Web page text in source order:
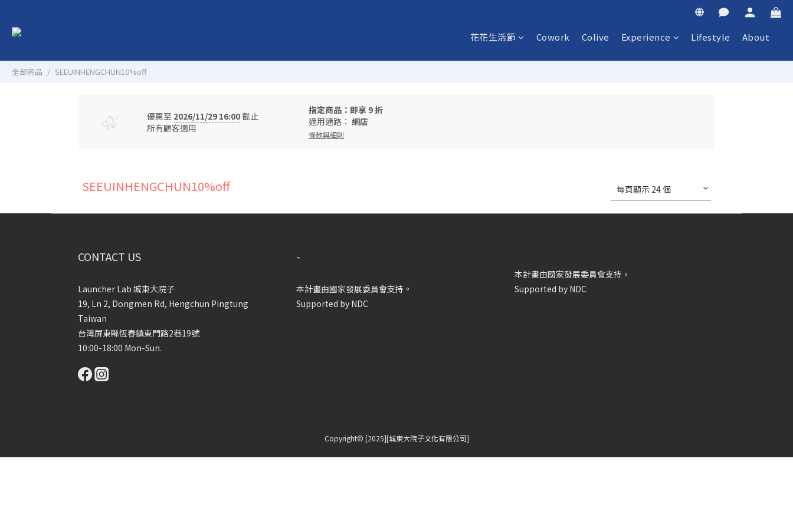
花花生活節 Cowork Colive Experience Lifestyle About
全部商品 SEEUINHENGCHUN10%off
優惠至 2026/11/29 16:00截止
所有顧客適用
指定商品：即享 9 折
適用通路： 網店
條款與細則
SEEUINHENGCHUN10%off 每頁顯示 24 個
CONTACT US
Launcher Lab 城東大院子
19, Ln 2, Dongmen Rd, Hengchun Pingtung
Taiwan
台灣屏東縣恆春鎮東門路2巷19號
10:00-18:00 Mon-Sun.
-
本計畫由國家發展委員會支持。
Supported by NDC
本計畫由國家發展委員會支持。
Supported by NDC
Copyright© [2025][城東大院子文化有限公司]